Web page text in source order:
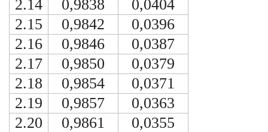
2.14
0,9838
0,0404
2.15
0,9842
0,0396
2.16
0,9846
0,0387
2.17
0,9850
0,0379
2.18
0,9854
0,0371
2.19
0,9857
0,0363
2.20
0,9861
0,0355